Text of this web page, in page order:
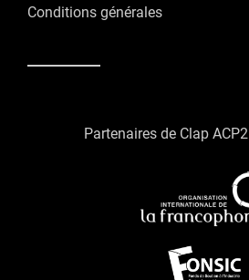
Conditions générales
Partenaires de Clap ACP2